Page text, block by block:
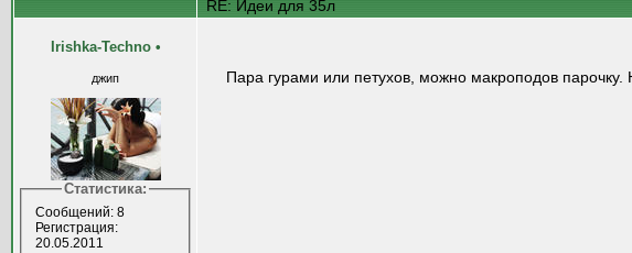
RE: Идеи для 35л
Irishka-Techno •
джип
Статистика:
Сообщений: 8
Регистрация:
20.05.2011
Пара гурами или петухов, можно макроподов